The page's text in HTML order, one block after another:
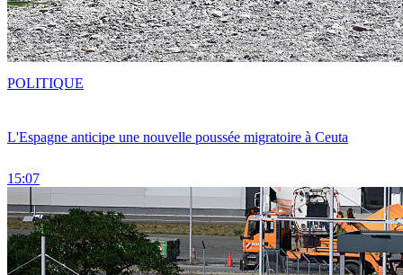
L'Espagne anticipe une nouvelle poussée migratoire à Ceuta
15:07
POLITIQUE